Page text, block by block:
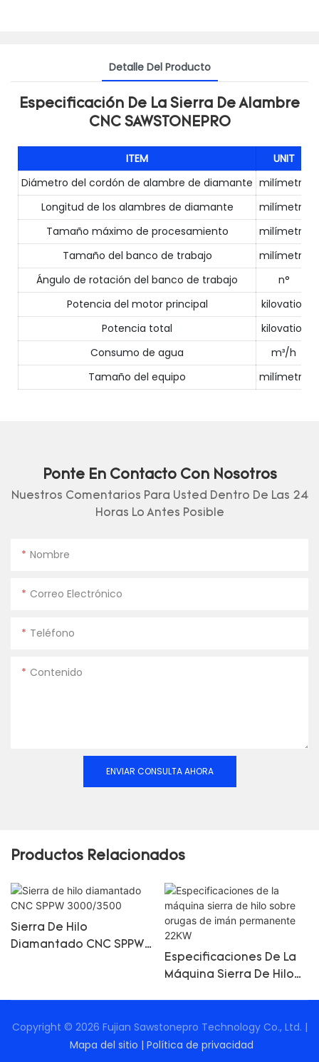
Detalle Del Producto
Especificación De La Sierra De Alambre
CNC SAWSTONEPRO
ITEM
UNIT
Diámetro del cordón de alambre de diamante milímetro
Longitud de los alambres de diamante
milímetro
Tamaño máximo de procesamiento
milímetro
Tamaño del banco de trabajo
milímetro
Ángulo de rotación del banco de trabajo
n°
Potencia del motor principal
kilovatios
Potencia total
kilovatios
Consumo de agua
m³/h
Tamaño del equipo
milímetro
Ponte En Contacto Con Nosotros
Nuestros Comentarios Para Usted Dentro De Las 24
Horas Lo Antes Posible
Nombre
Correo Electrónico
Teléfono
Contenido
ENVIAR CONSULTA AHORA
Productos Relacionados
Sierra De Hilo
Diamantado CNC SPPW
Especificaciones De La
Máquina Sierra De Hilo
Copyright © 2026 Fujian Sawstonepro Technology Co., Ltd. |
Mapa del sitio | Política de privacidad